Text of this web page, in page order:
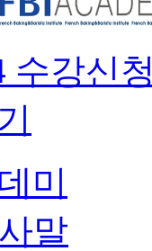
수강신청
미
말